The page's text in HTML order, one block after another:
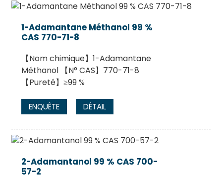
1-Adamantane Méthanol 99 %
CAS 770-71-8
【Nom chimique】1-Adamantane
Méthanol 【N° CAS】770-71-8
【Pureté】≥99 %
ENQUÊTE DÉTAIL
2-Adamantanol 99 % CAS 700-
57-2